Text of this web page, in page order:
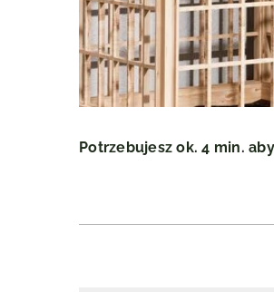
Potrzebujesz ok. 4 min.